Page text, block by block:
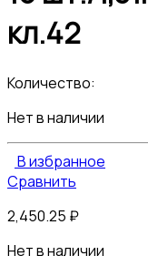
кл.42
Количество:
Нет в наличии
В избранное
Сравнить
2,450.25 ₽
Нет в наличии